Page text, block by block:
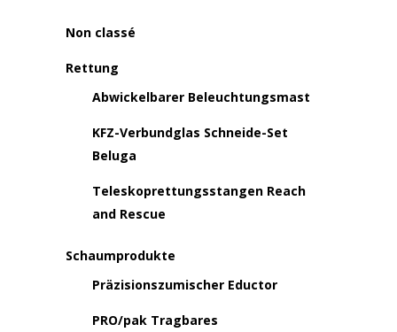
Non classé
Rettung
Abwickelbarer Beleuchtungsmast
KFZ-Verbundglas Schneide-Set
Beluga
Teleskoprettungsstangen Reach
and Rescue
Schaumprodukte
Präzisionszumischer Eductor
PRO/pak Tragbares